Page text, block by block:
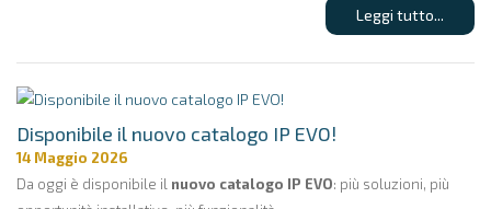
Leggi tutto...
Disponibile il nuovo catalogo IP EVO!
14 Maggio 2026
Da oggi è disponibile il nuovo catalogo IP EVO: più soluzioni, più